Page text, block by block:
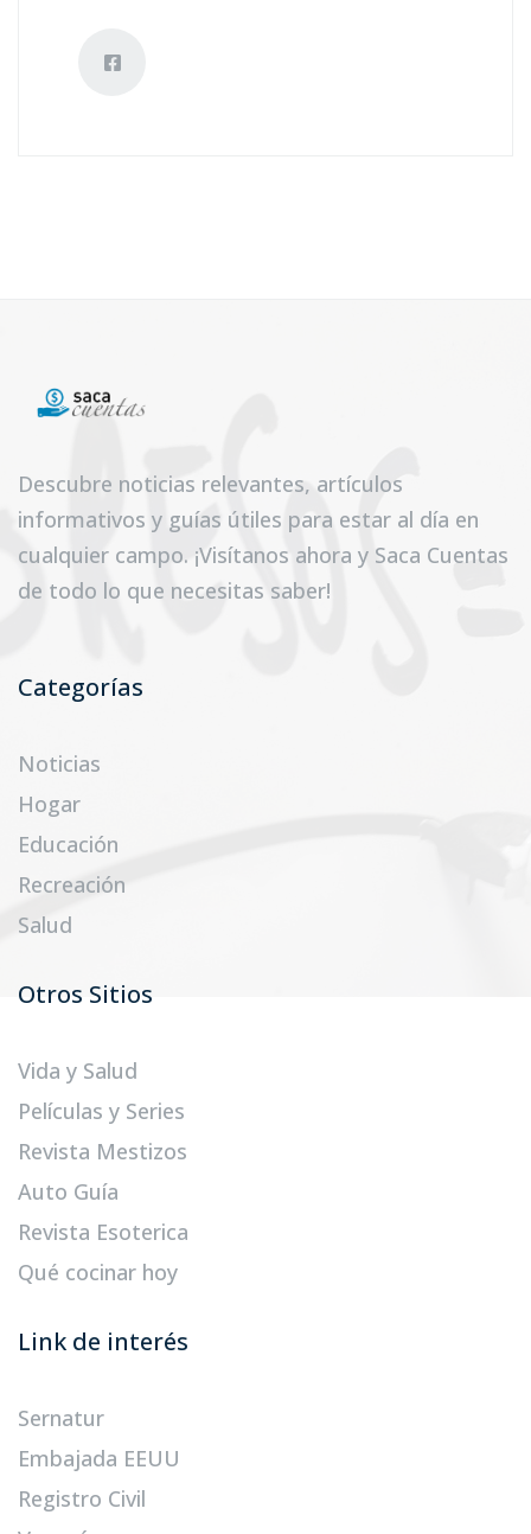
Descubre noticias relevantes, artículos
informativos y guías útiles para estar al día en
cualquier campo. ¡Visítanos ahora y Saca Cuentas
de todo lo que necesitas saber!
Categorías
Noticias
Hogar
Educación
Recreación
Salud
Otros Sitios
Vida y Salud
Películas y Series
Revista Mestizos
Auto Guía
Revista Esoterica
Qué cocinar hoy
Link de interés
Sernatur
Embajada EEUU
Registro Civil